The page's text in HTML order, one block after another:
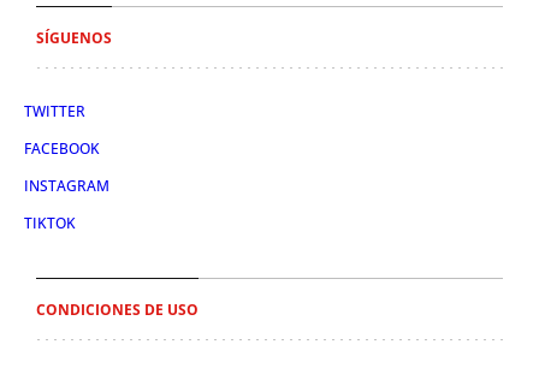
SÍGUENOS
TWITTER
FACEBOOK
INSTAGRAM
TIKTOK
CONDICIONES DE USO